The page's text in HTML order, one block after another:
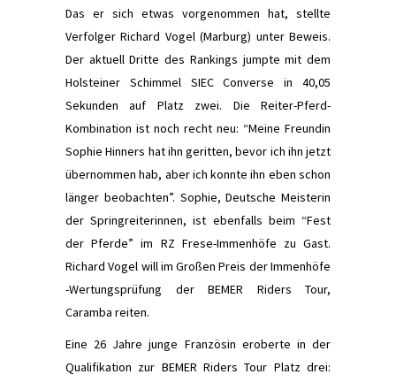
Das er sich etwas vorgenommen hat, stellte
Verfolger Richard Vogel (Marburg) unter Beweis.
Der aktuell Dritte des Rankings jumpte mit dem
Holsteiner Schimmel SIEC Converse in 40,05
Sekunden auf Platz zwei. Die Reiter-Pferd-
Kombination ist noch recht neu: “Meine Freundin
Sophie Hinners hat ihn geritten, bevor ich ihn jetzt
übernommen hab, aber ich konnte ihn eben schon
länger beobachten”. Sophie, Deutsche Meisterin
der Springreiterinnen, ist ebenfalls beim “Fest
der Pferde” im RZ Frese-Immenhöfe zu Gast.
Richard Vogel will im Großen Preis der Immenhöfe
-Wertungsprüfung der BEMER Riders Tour,
Caramba reiten.
Eine 26 Jahre junge Französin eroberte in der
Qualiﬁkation zur BEMER Riders Tour Platz drei: